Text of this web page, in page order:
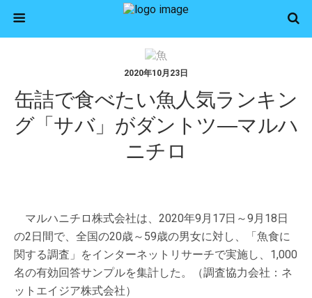
2020年10月23日
缶詰で食べたい魚人気ランキン
グ「サバ」がダントツ―マルハ
ニチロ
マルハニチロ株式会社は、2020年9月17日～9月18日
の2日間で、全国の20歳～59歳の男女に対し、「魚食に
関する調査」をインターネットリサーチで実施し、1,000
名の有効回答サンプルを集計した。（調査協力会社：ネ
ットエイジア株式会社）